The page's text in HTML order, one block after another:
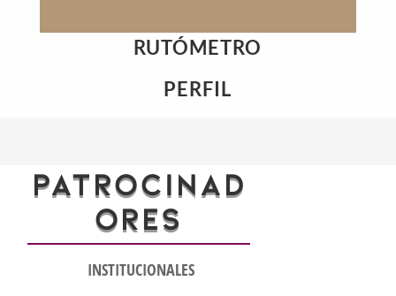
RUTÓMETRO
PERFIL
PATROCINAD
ORES
INSTITUCIONALES